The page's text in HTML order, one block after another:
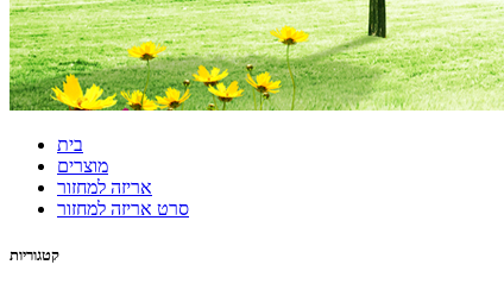
בית
מוצרים
אריזה למחזור
סרט אריזה למחזור
קטגוריות